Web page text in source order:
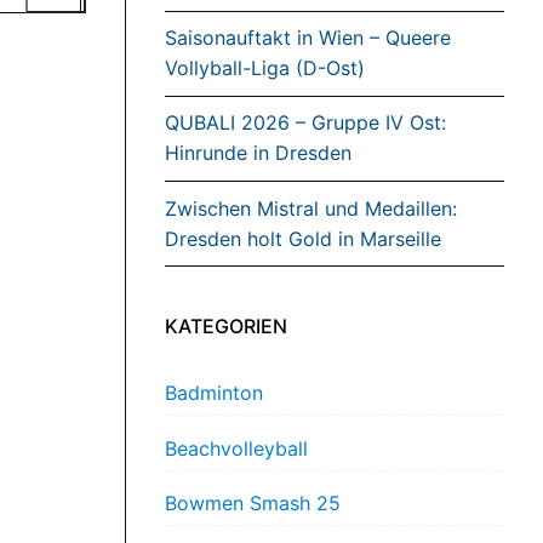
Saisonauftakt in Wien – Queere
Vollyball-Liga (D-Ost)
QUBALI 2026 – Gruppe IV Ost:
Hinrunde in Dresden
Zwischen Mistral und Medaillen:
Dresden holt Gold in Marseille
KATEGORIEN
Badminton
Beachvolleyball
Bowmen Smash 25